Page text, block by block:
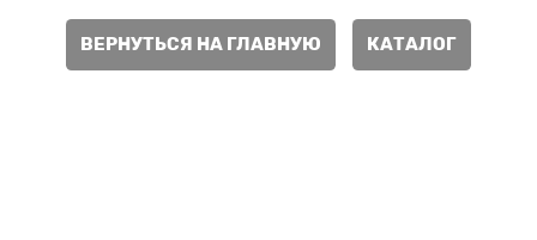
ВЕРНУТЬСЯ НА ГЛАВНУЮ КАТАЛОГ